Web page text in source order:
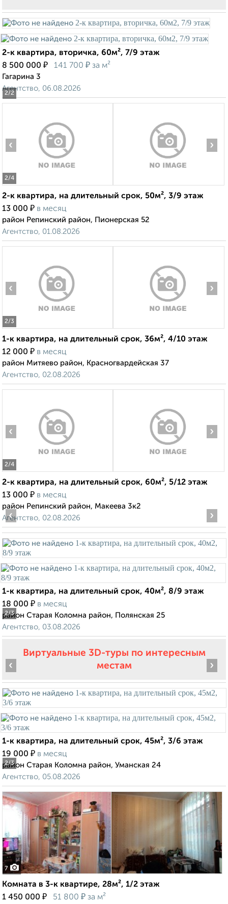
2/2
2-к квартира, вторичка, 60м², 7/9 этаж
8 500 000 ₽ 141 700 ₽ за м²
Гагарина 3
Агентство, 06.08.2026
2/4
‹ ›
2-к квартира, на длительный срок, 50м², 3/9 этаж
13 000 ₽ в месяц
район Репинский район, Пионерская 52
Агентство, 01.08.2026
2/3
‹ ›
1-к квартира, на длительный срок, 36м², 4/10 этаж
12 000 ₽ в месяц
район Митяево район, Красногвардейская 37
Агентство, 02.08.2026
2/4
‹ ›
2-к квартира, на длительный срок, 60м², 5/12 этаж
13 000 ₽ в месяц
район Репинский район, Макеева 3к2
Агентство, 02.08.2026
2/3
‹ ›
1-к квартира, на длительный срок, 40м², 8/9 этаж
18 000 ₽ в месяц
район Старая Коломна район, Полянская 25
Агентство, 03.08.2026
Виртуальные 3D-туры по интересным
местам
2/3
‹ ›
1-к квартира, на длительный срок, 45м², 3/6 этаж
19 000 ₽ в месяц
район Старая Коломна район, Уманская 24
Агентство, 05.08.2026
7
Комната в 3-к квартире, 28м², 1/2 этаж
1 450 000 ₽ 51 800 ₽ за м²